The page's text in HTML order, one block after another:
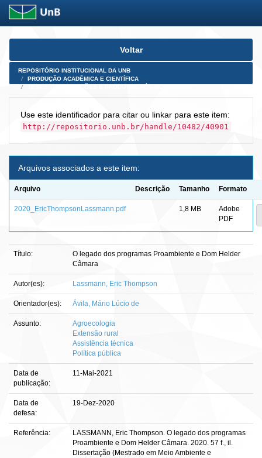
Skip
Voltar
REPOSITÓRIO INSTITUCIONAL DA UNB
PRODUÇÃO ACADÊMICA E CIENTÍFICA
Use este identificador para citar ou linkar para este item:
http://repositorio.unb.br/handle/10482/40901
Arquivos associados a este item:
Arquivo Descrição Tamanho Formato
2020_EricThompsonLassmann.pdf 1,8 MB
Adobe
PDF
Título:
O legado dos programas Proambiente e Dom Helder
Câmara
Autor(es): Lassmann, Eric Thompson
Orientador(es): Ávila, Mário Lúcio de
Assunto:
Agroecologia
Extensão rural
Assistência técnica
Política pública
Data de
publicação:
11-Mai-2021
Data de
defesa:
19-Dez-2020
Referência:
LASSMANN, Eric Thompson. O legado dos programas
Proambiente e Dom Helder Câmara. 2020. 57 f., il.
Dissertação (Mestrado em Meio Ambiente e